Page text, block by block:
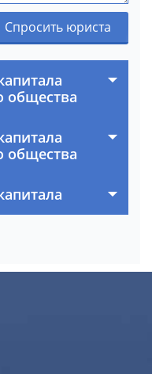
Спросить юриста
общества
общества